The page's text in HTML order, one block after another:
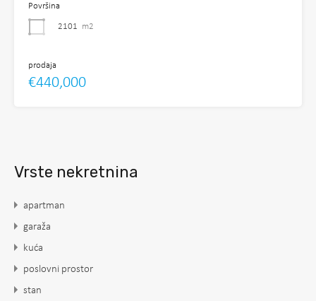
Površina
2101 m2
prodaja
€440,000
Vrste nekretnina
apartman
garaža
kuća
poslovni prostor
stan